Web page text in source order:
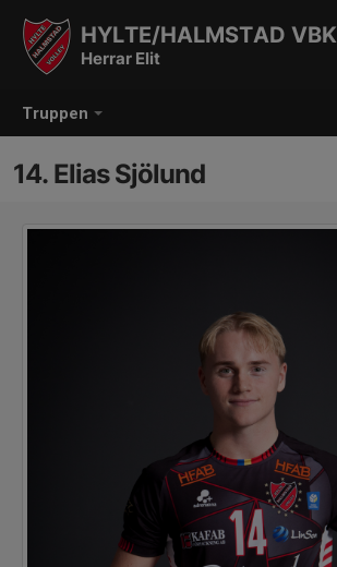
Truppen
HYLTE/HALMSTAD VBK
Herrar Elit
14. Elias Sjölund